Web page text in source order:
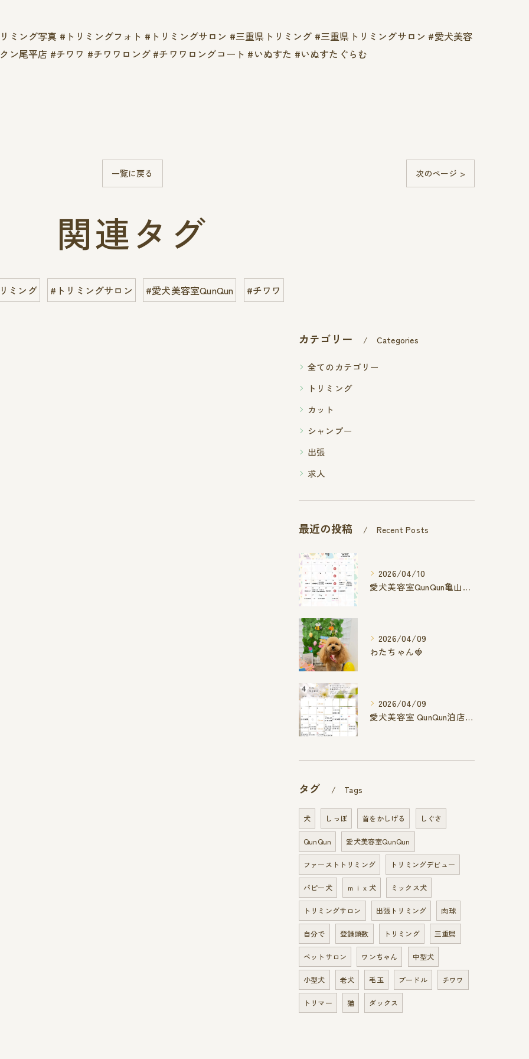
ミング写真 #トリミングフォト #トリミングサロン #三重県トリミング #三重県トリミングサロン #愛犬美容
ン尾平店 #チワワ #チワワロング #チワワロングコート #いぬすた #いぬすたぐらむ
一覧に戻る 次のページ >
関連タグ
ミング #トリミングサロン #愛犬美容室QunQun #チワワ
カテゴリー Categories
全てのカテゴリー
トリミング
カット
シャンプー
出張
求人
最近の投稿 Recent Posts
2026/04/10
愛犬美容室QunQun亀山エコー店
2026/04/09
わたちゃん🍓
2026/04/09
愛犬美容室 QunQun泊店 4月空き状況です
タグ Tags
犬 しっぽ 首をかしげる しぐさ
QunQun 愛犬美容室QunQun
ファーストトリミング トリミングデビュー
パピー犬 ｍｉｘ犬 ミックス犬
トリミングサロン 出張トリミング 肉球
自分で 登録頭数 トリミング 三重県
ペットサロン ワンちゃん 中型犬
小型犬 老犬 毛玉 プードル チワワ
トリマー 猫 ダックス